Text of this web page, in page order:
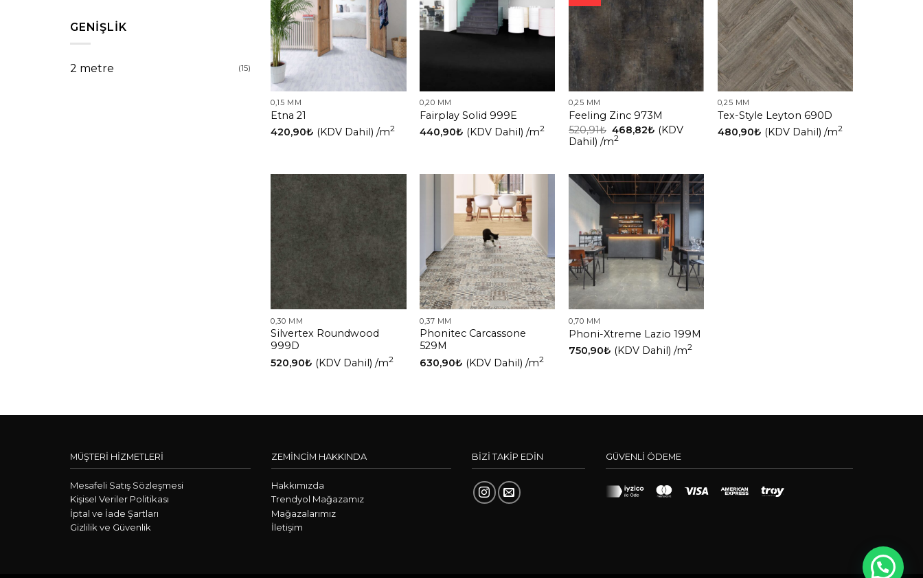
GENIŞLIK
2 metre (15)
0,15 MM
Etna 21
420,90₺ (KDV Dahil) /m2
0,20 MM
Fairplay Solid 999E
440,90₺ (KDV Dahil) /m2
0,25 MM
Feeling Zinc 973M
520,91₺ 468,82₺ (KDV
Dahil) /m2
0,25 MM
Tex-Style Leyton 690D
480,90₺ (KDV Dahil) /m2
0,30 MM
Silvertex Roundwood
999D
520,90₺ (KDV Dahil) /m2
0,37 MM
Phonitec Carcassone
529M
630,90₺ (KDV Dahil) /m2
0,70 MM
Phoni-Xtreme Lazio 199M
750,90₺ (KDV Dahil) /m2
MÜŞTERİ HİZMETLERİ
Mesafeli Satış Sözleşmesi
KişiseI Veriler Politikası
İptal ve İade Şartları
Gizlilik ve Güvenlik
ZEMİNCİM HAKKINDA
Hakkımızda
Trendyol Mağazamız
Mağazalarımız
İletişim
BİZİ TAKİP EDİN GÜVENLİ ÖDEME